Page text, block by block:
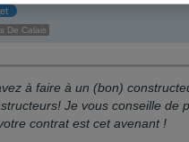
De Calais
à faire à un (bon)
Je vous conseille de
contrat est cet avenant !